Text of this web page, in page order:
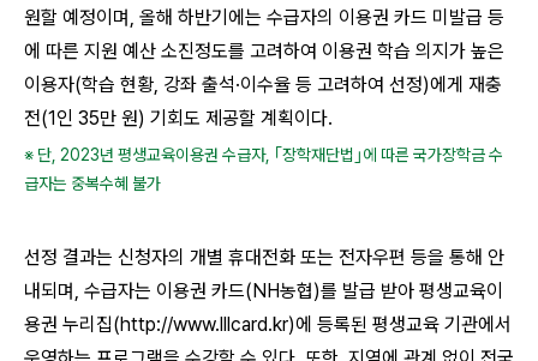
원할 예정이며, 올해 하반기에는 수급자의 이용권 카드 미발급 등
에 따른 지원 예산 소진정도를 고려하여 이용권 학습 의지가 높은
이용자(학습 현황, 강좌 출석·이수율 등 고려하여 선정)에게 재충
전(1인 35만 원) 기회도 제공할 계획이다.
※ 단, 2023년 평생교육이용권 수급자, ｢장학재단법｣에 따른 국가장학금 수
급자는 중복수혜 불가
선정 결과는 신청자의 개별 휴대전화 또는 전자우편 등을 통해 안
내되며, 수급자는 이용권 카드(NH농협)를 발급 받아 평생교육이
용권 누리집(http://www.lllcard.kr)에 등록된 평생교육 기관에서